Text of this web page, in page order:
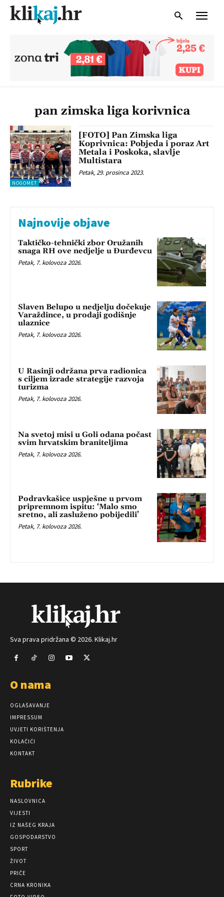
pan zimska liga korivnica
NOGOMET
[FOTO] Pan Zimska liga
Koprivnica: Pobjeda i poraz Art
Metala i Poskoka, slavlje
Multistara
Petak, 29. prosinca 2023.
Najnovije objave
Taktičko-tehnički zbor Oružanih
snaga RH ove nedjelje u Đurđevcu
Petak, 7. kolovoza 2026.
Slaven Belupo u nedjelju dočekuje
Varaždince, u prodaji godišnje
ulaznice
Petak, 7. kolovoza 2026.
U Rasinji održana prva radionica
s ciljem izrade strategije razvoja
turizma
Petak, 7. kolovoza 2026.
Na svetoj misi u Goli odana počast
svim hrvatskim braniteljima
Petak, 7. kolovoza 2026.
Podravkašice uspješne u prvom
pripremnom ispitu: ‘Malo smo
sretno, ali zasluženo pobijedili’
Petak, 7. kolovoza 2026.
Sva prava pridržana © 2026. Klikaj.hr
O nama
OGLAŠAVANJE
IMPRESSUM
UVJETI KORIŠTENJA
KOLAČIĆI
KONTAKT
Rubrike
NASLOVNICA
VIJESTI
IZ NAŠEG KRAJA
GOSPODARSTVO
SPORT
ŽIVOT
PRIČE
CRNA KRONIKA